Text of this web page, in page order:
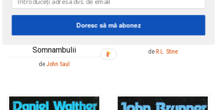
Somnambulii
de John Saul
SCIENCE FICTION
Paianjenul ataca
de R.L. Stine
Doresc să mă abonez